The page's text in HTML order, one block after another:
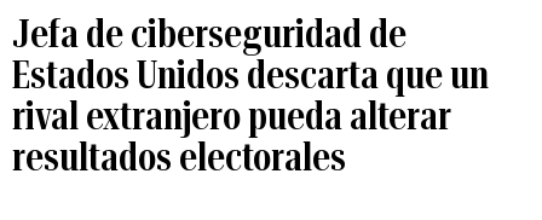
Jefa de ciberseguridad de
Estados Unidos descarta que un
rival extranjero pueda alterar
resultados electorales